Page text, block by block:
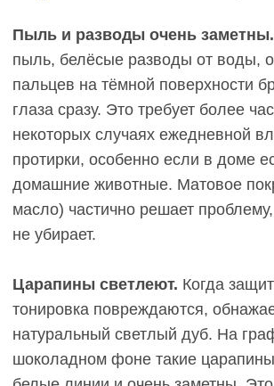
Грейдж — серо-бежевый оттенок, который
набирает популярность в современных
интерьерах. Это холодный тон без явной
желтизны или рыжины, светлотность 35–45%. На
грейдже умеренно видна пыль (меньше, чем на
царапины маскируются хорошо благодаря
нейтральному цвету древесины.
Цвет инженерной доски из дуба в тоне грейдж
скандинавский стиль, лофт с холодными
Сочетается с серыми стенами, белой мебелью,
чёрными профилями окон и дверей. Это выбор
для тех, кто хочет современный интерьер без
излишней теплоты.
Грейдж:холодная нейтральность